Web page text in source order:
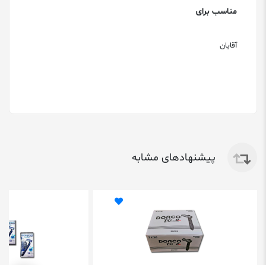
مناسب برای
آقایان
پیشنهادهای مشابه